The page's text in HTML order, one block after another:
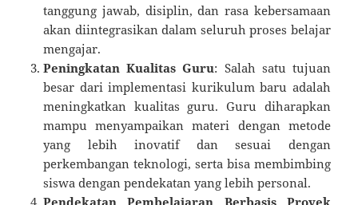
tanggung jawab, disiplin, dan rasa kebersamaan
akan diintegrasikan dalam seluruh proses belajar
mengajar.
Peningkatan Kualitas Guru: Salah satu tujuan
besar dari implementasi kurikulum baru adalah
meningkatkan kualitas guru. Guru diharapkan
mampu menyampaikan materi dengan metode
yang lebih inovatif dan sesuai dengan
perkembangan teknologi, serta bisa membimbing
siswa dengan pendekatan yang lebih personal.
Pendekatan Pembelajaran Berbasis Proyek